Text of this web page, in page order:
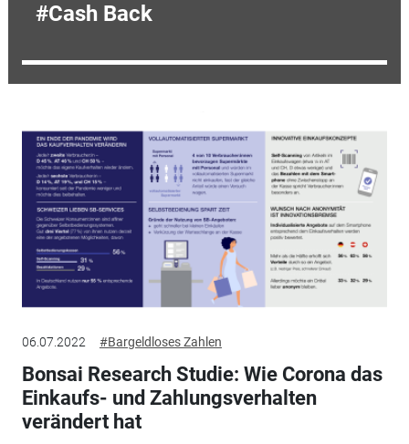
Cash Back
06.07.2022 #Bargeldloses Zahlen
Bonsai Research Studie: Wie Corona das
Einkaufs- und Zahlungsverhalten
verändert hat